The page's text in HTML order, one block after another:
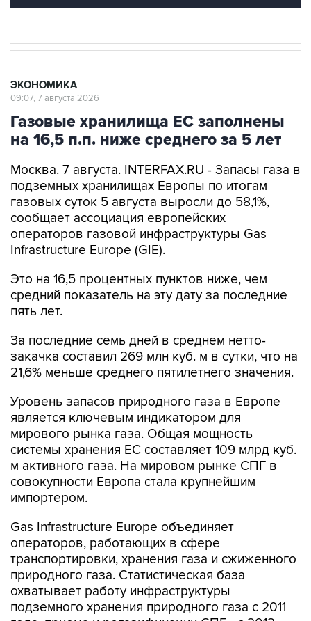
ЭКОНОМИКА
09:07, 7 августа 2026
Газовые хранилища ЕС заполнены
на 16,5 п.п. ниже среднего за 5 лет
Москва. 7 августа. INTERFAX.RU - Запасы газа в
подземных хранилищах Европы по итогам
газовых суток 5 августа выросли до 58,1%,
сообщает ассоциация европейских
операторов газовой инфраструктуры Gas
Infrastructure Europe (GIE).
Это на 16,5 процентных пунктов ниже, чем
средний показатель на эту дату за последние
пять лет.
За последние семь дней в среднем нетто-
закачка составил 269 млн куб. м в сутки, что на
21,6% меньше среднего пятилетнего значения.
Уровень запасов природного газа в Европе
является ключевым индикатором для
мирового рынка газа. Общая мощность
системы хранения ЕС составляет 109 млрд куб.
м активного газа. На мировом рынке СПГ в
совокупности Европа стала крупнейшим
импортером.
Gas Infrastructure Europe объединяет
операторов, работающих в сфере
транспортировки, хранения газа и сжиженного
природного газа. Статистическая база
охватывает работу инфраструктуры
подземного хранения природного газа с 2011